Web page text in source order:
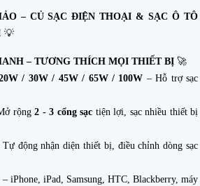
– CỦ SẠC ĐIỆN THOẠI & SẠC Ô TÔ
💡
– TƯƠNG THÍCH MỌI THIẾT BỊ 🚀
/ 30W / 45W / 65W / 100W – Hỗ trợ sạc
rộng2 - 3 cổng sạc tiện lợi, sạc nhiều thiết bị
Tự động nhận diện thiết bị, điều chỉnh dòng sạc
– iPhone, iPad, Samsung, HTC, Blackberry, máy